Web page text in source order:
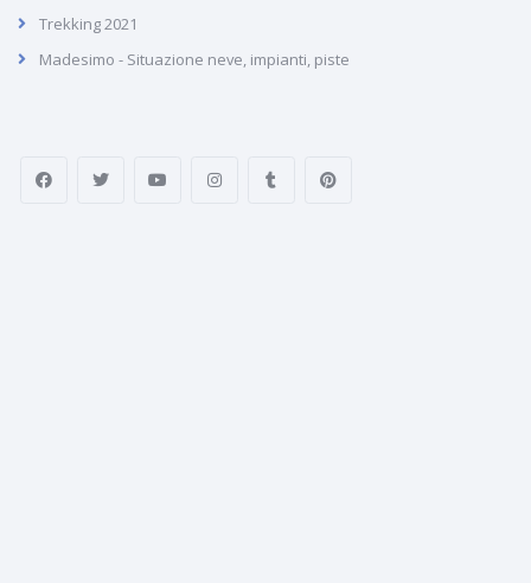
Trekking 2021
Madesimo - Situazione neve, impianti, piste